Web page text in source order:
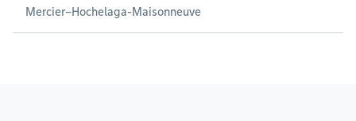
Mercier–Hochelaga-Maisonneuve